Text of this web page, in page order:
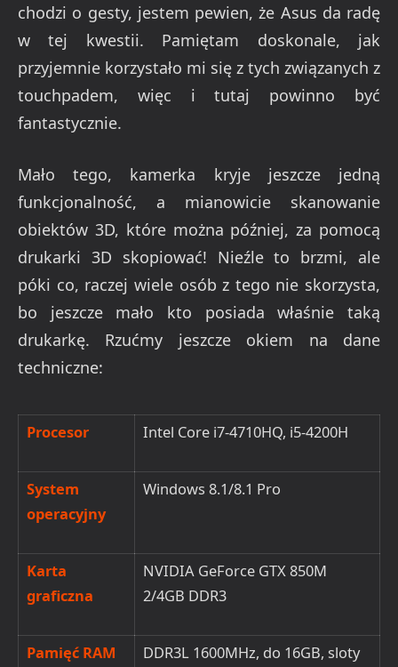
chodzi o gesty, jestem pewien, że Asus da radę
w tej kwestii. Pamiętam doskonale, jak
przyjemnie korzystało mi się z tych związanych z
touchpadem, więc i tutaj powinno być
fantastycznie.
Mało tego, kamerka kryje jeszcze jedną
funkcjonalność, a mianowicie skanowanie
obiektów 3D, które można później, za pomocą
drukarki 3D skopiować! Nieźle to brzmi, ale
póki co, raczej wiele osóbz tego nie skorzysta,
bo jeszcze mało kto posiada właśnie taką
drukarkę. Rzućmy jeszcze okiem na dane
techniczne:
Procesor Intel Core i7-4710HQ, i5-4200H
System
operacyjny
Windows 8.1/8.1 Pro
Karta
graficzna
NVIDIA GeForce GTX 850M
2/4GB DDR3
Pamięć RAM
DDR3L 1600MHz, do 16GB, sloty